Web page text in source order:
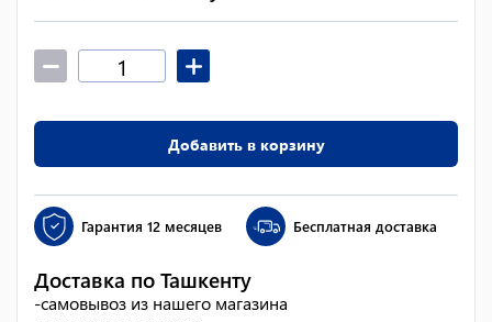
Добавить в корзину
Гарантия 12 месяцев Бесплатная доставка
Доставка по Ташкенту
-самовывоз из нашего магазина